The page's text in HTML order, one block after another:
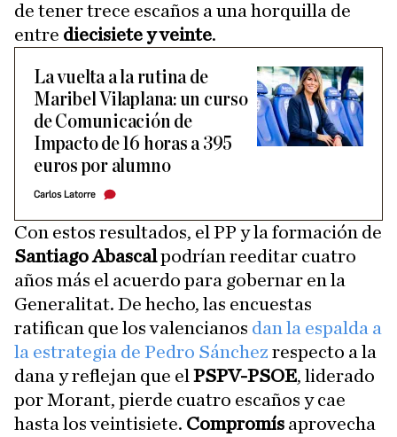
de tener trece escaños a una horquilla de
entre diecisiete y veinte.
La vuelta a la rutina de
Maribel Vilaplana: un curso
de Comunicación de
Impacto de 16 horas a 395
euros por alumno
Carlos Latorre
Con estos resultados, el PP y la formación de
Santiago Abascalpodrían reeditar cuatro
años más el acuerdo para gobernar en la
Generalitat. De hecho, las encuestas
ratifican que los valencianos dan la espalda a
la estrategia de Pedro Sánchez respecto a la
dana y reflejan que el PSPV-PSOE, liderado
por Morant, pierde cuatro escaños y cae
hasta los veintisiete. Compromís aprovecha